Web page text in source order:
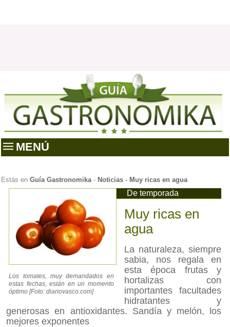
MENÚ
Estás enGuía Gastronomika- Noticias - Muy ricas en agua
Los tomates, muy demandados en
estas fechas, están en un momento
óptimo [Foto: diariovasco.com]
De temporada
Muy ricas en
agua
La naturaleza, siempre
sabia, nos regala en
esta época frutas y
hortalizas con
importantes facultades
hidratantes y
generosas en antioxidantes. Sandía y melón, los
mejores exponentes